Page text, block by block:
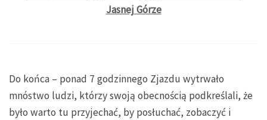
Jasnej Górze
Do końca – ponad 7 godzinnego Zjazdu wytrwało
mnóstwo ludzi, którzy swoją obecnością podkreślali, że
było warto tu przyjechać, by posłuchać, zobaczyć i